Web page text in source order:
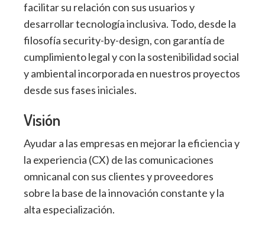
facilitar su relación con sus usuarios y
desarrollar tecnología inclusiva. Todo, desde la
filosofía security-by-design, con garantía de
cumplimiento legal y con la sostenibilidad social
y ambiental incorporada en nuestros proyectos
desde sus fases iniciales.
Visión
Ayudar a las empresas en mejorar la eficiencia y
la experiencia (CX) de las comunicaciones
omnicanal con sus clientes y proveedores
sobre la base de la innovación constante y la
alta especialización.